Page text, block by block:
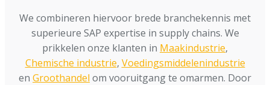
We combineren hiervoor brede branchekennis met
superieure SAP expertise in supply chains. We
prikkelen onze klanten in Maakindustrie,
Chemische industrie, Voedingsmiddelenindustrie
en Groothandel om vooruitgang te omarmen. Door